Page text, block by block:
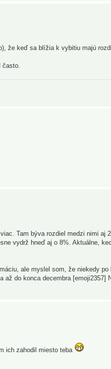
že keď sa blížia k vybitiu majú
Tam býva rozdiel medzi nimi aj
vydrž hneď aj o 8%. Aktuálne,
ale myslel som, že niekedy
do konca decembra [emoji2357]
ich zahodil miesto teba